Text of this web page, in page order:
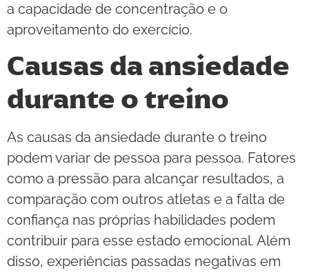
a capacidade de concentração e o
aproveitamento do exercício.
Causas da ansiedade
durante o treino
As causas da ansiedade durante o treino
podem variar de pessoa para pessoa. Fatores
como a pressão para alcançar resultados, a
comparação com outros atletas e a falta de
confiança nas próprias habilidades podem
contribuir para esse estado emocional. Além
disso, experiências passadas negativas em